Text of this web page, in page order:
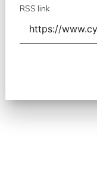
RSS link